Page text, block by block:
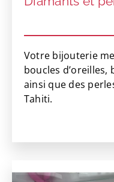
Votre bijouterie
boucles
ainsi que des
Tahiti.